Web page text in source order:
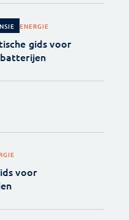
ENERGIE
gids voor
voor